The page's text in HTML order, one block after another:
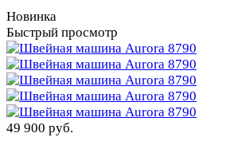
Новинка
Быстрый просмотр
49 900 руб.